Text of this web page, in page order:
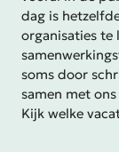
dag is
organisaties te
soms door
samen met
Kijk welke